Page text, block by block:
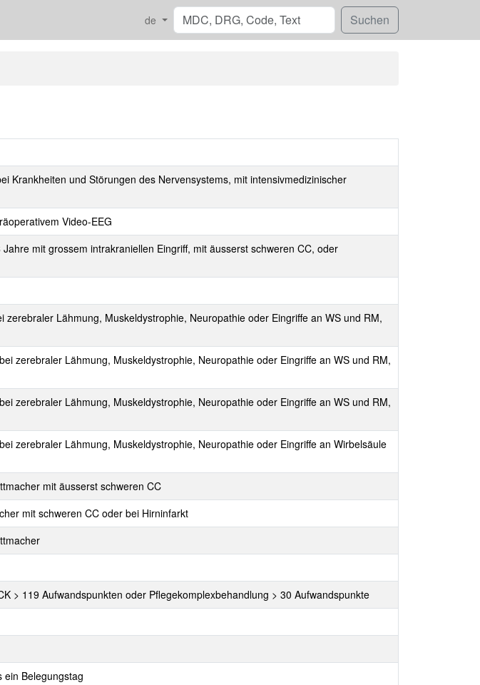
de
Krankheiten und Störungen des Nervensystems, mit intensivmedizinischer
Video-EEG
mit grossem intrakraniellen Eingriff, mit äusserst schweren CC, oder
Lähmung, Muskeldystrophie, Neuropathie oder Eingriffe an WS und RM,
zerebraler Lähmung, Muskeldystrophie, Neuropathie oder Eingriffe an WS und RM,
zerebraler Lähmung, Muskeldystrophie, Neuropathie oder Eingriffe an WS und RM,
zerebraler Lähmung, Muskeldystrophie, Neuropathie oder Eingriffe an Wirbelsäule
mit äusserst schweren CC
mit schweren CC oder bei Hirninfarkt
> 119 Aufwandspunkten oder Pflegekomplexbehandlung > 30 Aufwandspunkte
ein Belegungstag